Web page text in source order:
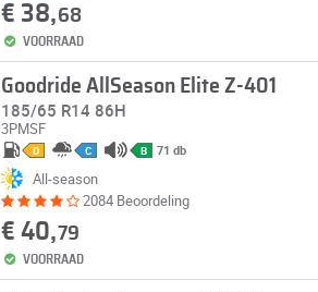
€ 38,68
VOORRAAD
Goodride AllSeason Elite Z-401
185/65 R14 86H
3PMSF
D C B 71 db
All-season
2084 Beoordeling
€ 40,79
VOORRAAD